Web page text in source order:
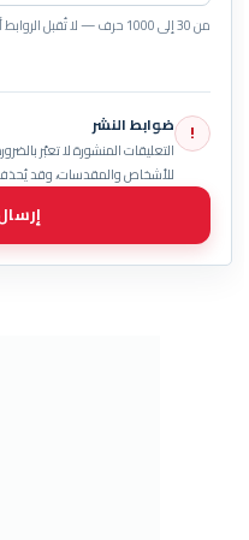
من 30 إلى 1000 حرف — لا تُقبل الروابط أو أكواد HTML.
! ضوابط النشر
التعليقات المنشورة لا تعبّر
للأشخاص والمقدسات، وقد